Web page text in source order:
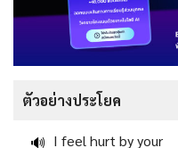
ตัวอย่างประโยค
🔊 I feel hurt by your